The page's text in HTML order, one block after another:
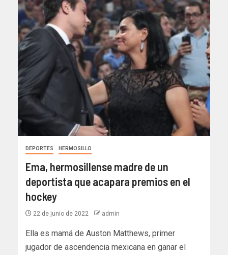
DEPORTES HERMOSILLO
Ema, hermosillense madre de un
deportista que acapara premios en el
hockey
22 de junio de 2022 admin
Ella es mamá de Auston Matthews, primer
jugador de ascendencia mexicana en ganar el